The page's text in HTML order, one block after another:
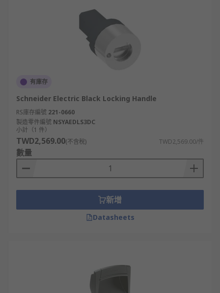
有庫存
Schneider Electric Black Locking Handle
RS庫存編號 221-0660
製造零件編號 NSYAEDLS3DC
小計（1 件）
TWD2,569.00(不含稅) TWD2,569.00/件
數量
新增
Datasheets